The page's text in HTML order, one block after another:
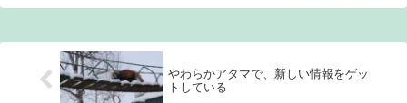
やわらかアタマで、新しい情報をゲッ
トしている